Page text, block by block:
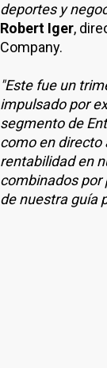
deportes y
Robert Iger,
Company.
"Este fue un
impulsado por
segmento de
como en directo
rentabilidad en
combinados por
de nuestra guía